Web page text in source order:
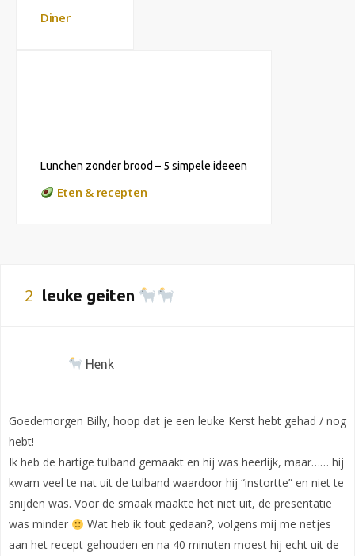
Diner
Lunchen zonder brood – 5 simpele ideeen
Eten & recepten
2 leuke geiten
Henk
Goedemorgen Billy, hoop dat je een leuke Kerst hebt gehad / nog
hebt!
Ik heb de hartige tulband gemaakt en hij was heerlijk, maar…… hij
kwam veel te nat uit de tulband waardoor hij “instortte” en niet te
snijden was. Voor de smaak maakte het niet uit, de presentatie
was minder
Wat heb ik fout gedaan?, volgens mij me netjes
aan het recept gehouden en na 40 minuten moest hij echt uit de